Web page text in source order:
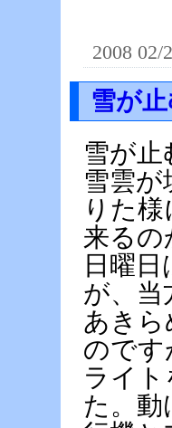
2008 02/
雪が
雪が止
雪雲
りた
来るの
日曜
が、当
あきら
のです
ライ
た。動